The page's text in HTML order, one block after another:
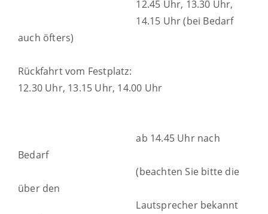
12.45 Uhr, 13.30 Uhr,
14.15 Uhr (bei Bedarf
auch öfters)
Rückfahrt vom Festplatz:
12.30 Uhr, 13.15 Uhr, 14.00 Uhr
ab 14.45 Uhr nach
Bedarf
(beachten Sie bitte die
über den
Lautsprecher bekannt